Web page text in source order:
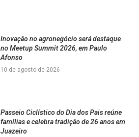
Inovação no agronegócio será destaque
no Meetup Summit 2026, em Paulo
Afonso
10 de agosto de 2026
Passeio Ciclístico do Dia dos Pais reúne
famílias e celebra tradição de 26 anos em
Juazeiro